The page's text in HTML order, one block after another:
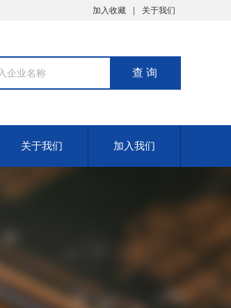
加入收藏 关于我们
关于我们 加入我们